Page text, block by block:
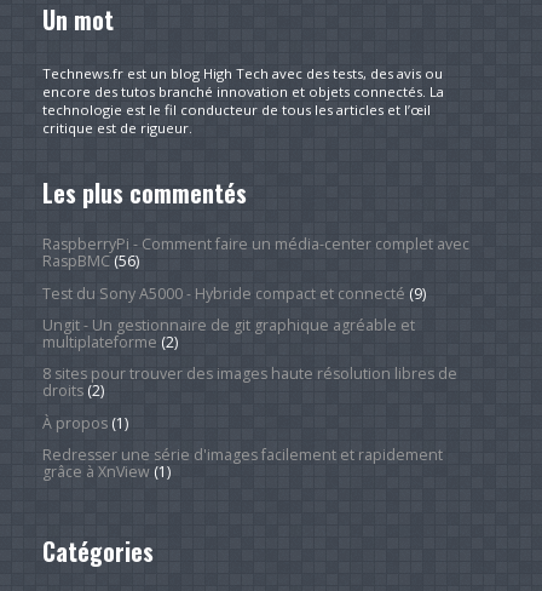
Un mot
Technews.fr est un blog High Tech avec des tests, des avis ou
encore des tutos branché innovation et objets connectés. La
technologie est le fil conducteur de tous les articles et l’œil
critique est de rigueur.
Les plus commentés
RaspberryPi - Comment faire un média-center complet avec
RaspBMC(56)
Test du Sony A5000 - Hybride compact et connecté (9)
Ungit - Un gestionnaire de git graphique agréable et
multiplateforme (2)
8 sites pour trouver des images haute résolution libres de
droits(2)
À propos(1)
Redresser une série d'images facilement et rapidement
grâce à XnView(1)
Catégories